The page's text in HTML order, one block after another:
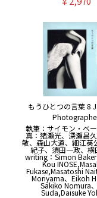
もうひとつの言葉 8
執筆：サイモン・ベ
真：猪瀬光、深瀬昌
敏、森山大道、細江英
紀子、須田一政、
writing：Simon
Kou
Fukase,Masatoshi
Moriyama、Eikoh
Sakiko Nomura
Suda,Daisuke